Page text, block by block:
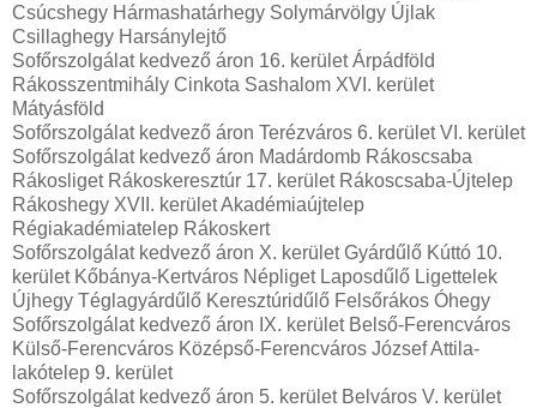
Csúcshegy Hármashatárhegy Solymárvölgy Újlak
Csillaghegy Harsánylejtő
Sofőrszolgálat kedvező áron 16. kerület Árpádföld
Rákosszentmihály Cinkota Sashalom XVI. kerület
Mátyásföld
Sofőrszolgálat kedvező áron Terézváros 6. kerület VI. kerület
Sofőrszolgálat kedvező áron Madárdomb Rákoscsaba
Rákosliget Rákoskeresztúr 17. kerület Rákoscsaba-Újtelep
Rákoshegy XVII. kerület Akadémiaújtelep
Régiakadémiatelep Rákoskert
Sofőrszolgálat kedvező áron X. kerület Gyárdűlő Kúttó 10.
kerület Kőbánya-Kertváros Népliget Laposdűlő Ligettelek
Újhegy Téglagyárdűlő Keresztúridűlő Felsőrákos Óhegy
Sofőrszolgálat kedvező áron IX. kerület Belső-Ferencváros
Külső-Ferencváros Középső-Ferencváros József Attila-
lakótelep 9. kerület
Sofőrszolgálat kedvező áron 5. kerület Belváros V. kerület